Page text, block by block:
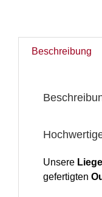
Beschreibung
Unsere
gefertigten